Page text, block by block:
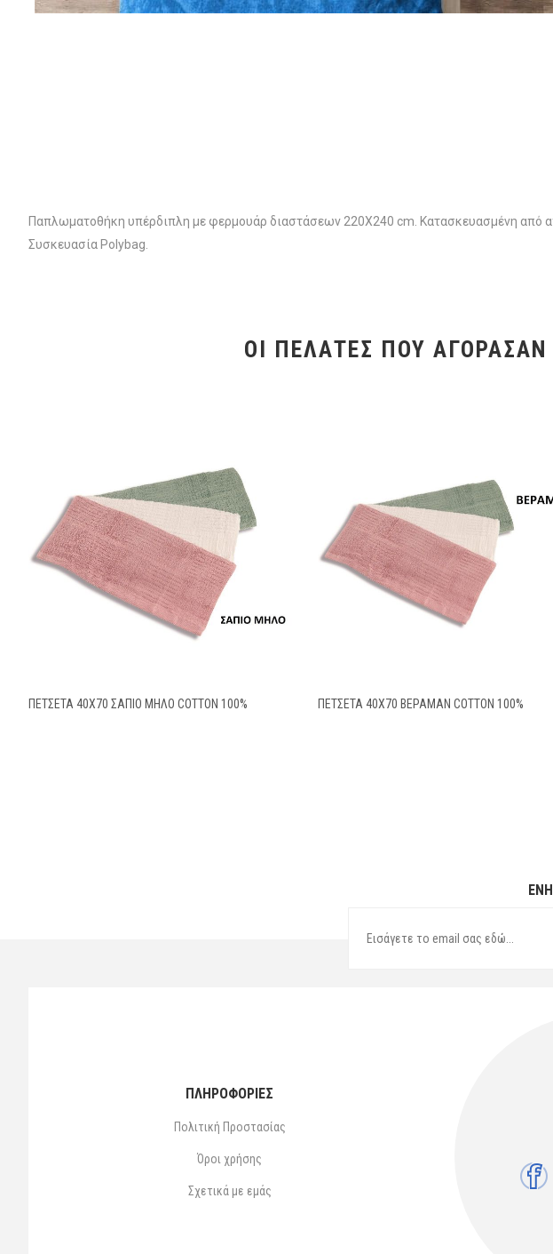
Παπλωματοθήκη υπέρδιπλη με φερμουάρ διαστάσεων 220Χ240 cm. Κατασκευασμένη από
Συσκευασία Polybag.
ΟΙ ΠΕΛΆΤΕΣ ΠΟΥ
ΠΕΤΣΕΤΑ 40Χ70 ΣΑΠΙΟ ΜΗΛΟ COTTON 100% ΠΕΤΣΕΤΑ 40X70 ΒΕΡΑΜΑΝ COTTON 100%
ΠΛΗΡΟΦΟΡΙΕΣ
Πολιτική Προστασίας
Όροι χρήσης
Σχετικά με εμάς